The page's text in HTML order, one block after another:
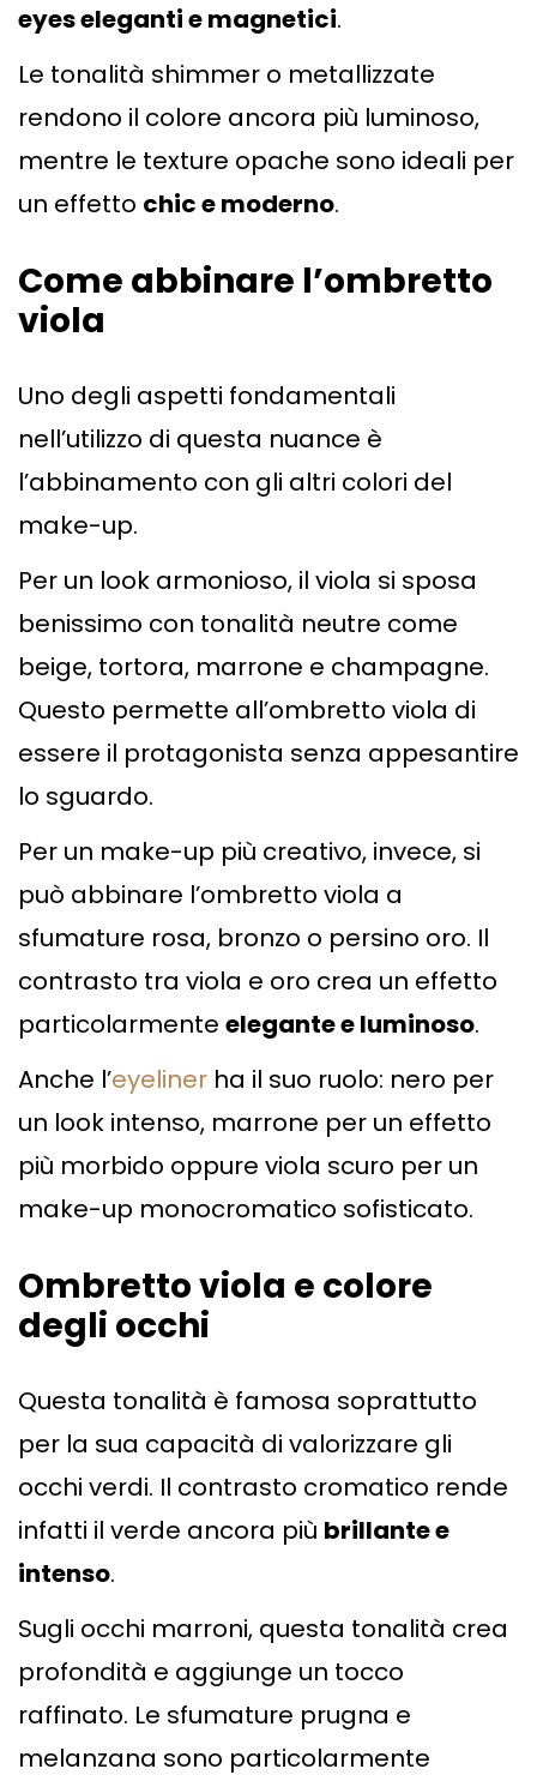
eyes eleganti e magnetici.
Le tonalità shimmer o metallizzate
rendono il colore ancora più luminoso,
mentre le texture opache sono ideali per
un effetto chic e moderno.
Come abbinare l’ombretto
viola
Uno degli aspetti fondamentali
nell’utilizzo di questa nuance è
l’abbinamento con gli altri colori del
make-up.
Per un look armonioso, il viola si sposa
benissimo con tonalità neutre come
beige, tortora, marrone e champagne.
Questo permette all’ombretto viola di
essere il protagonista senza appesantire
lo sguardo.
Per un make-up più creativo, invece, si
può abbinare l’ombretto viola a
sfumature rosa, bronzo o persino oro. Il
contrasto tra viola e oro crea un effetto
particolarmente elegante e luminoso.
Anche l’eyeliner ha il suo ruolo: nero per
un look intenso, marrone per un effetto
più morbido oppure viola scuro per un
make-up monocromatico sofisticato.
Ombretto viola e colore
degli occhi
Questa tonalità è famosa soprattutto
per la sua capacità di valorizzare gli
occhi verdi. Il contrasto cromatico rende
infatti il verde ancora più brillante e
intenso.
Sugli occhi marroni, questa tonalità crea
profondità e aggiunge un tocco
raffinato. Le sfumature prugna e
melanzana sono particolarmente